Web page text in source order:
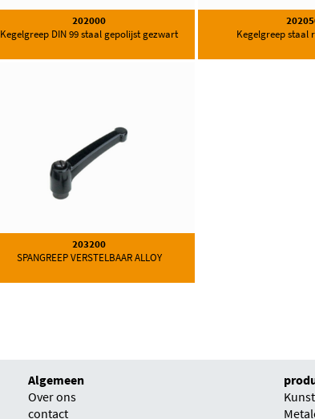
202000
Kegelgreep DIN 99 staal gepolijst gezwart
Kegelgreep staal
203200
SPANGREEP VERSTELBAAR ALLOY
Algemeen
Over ons
contact